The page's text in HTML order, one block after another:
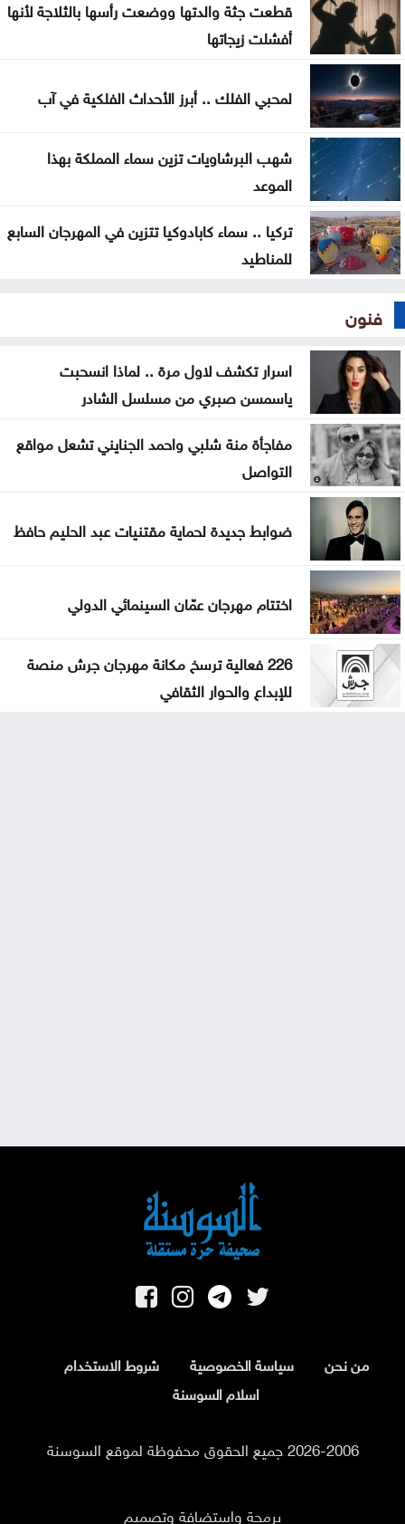
أوغندا توافق على نشر وحدة من جيشها في غزة
قطعت جثة والدتها ووضعت رأسها بالثلاجة لأنها
أفشلت زيجاتها
لمحبي الفلك .. أبرز الأحداث الفلكية في آب
شهب البرشاويات تزين سماء المملكة بهذا
الموعد
تركيا .. سماء كابادوكيا تتزين في المهرجان السابع
للمناطيد
فنون
اسرار تكشف لاول مرة .. لماذا انسحبت
ياسمسن صبري من مسلسل الشادر
مفاجأة منة شلبي واحمد الجنايني تشعل مواقع
التواصل
ضوابط جديدة لحماية مقتنيات عبد الحليم حافظ
اختتام مهرجان عمّان السينمائي الدولي
226 فعالية ترسخ مكانة مهرجان جرش منصة
للإبداع والحوار الثقافي
من نحن سياسة الخصوصية
شروط الاستخدام
اسلام السوسنة
2026-2006 جميع الحقوق محفوظة لموقع السوسنة
برمجة واستضافة وتصميم